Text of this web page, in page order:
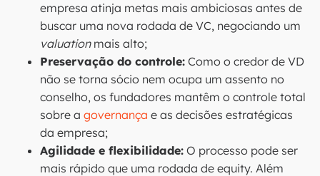
empresa atinja metas mais ambiciosas antes de
buscar uma nova rodada de VC, negociando um
valuationmais alto;
Preservação do controle: Como o credor de VD
não se torna sócio nem ocupa um assento no
conselho, os fundadores mantêm o controle total
sobre a governança e as decisões estratégicas
da empresa;
Agilidade e flexibilidade: O processo pode ser
mais rápido que uma rodada de equity. Além